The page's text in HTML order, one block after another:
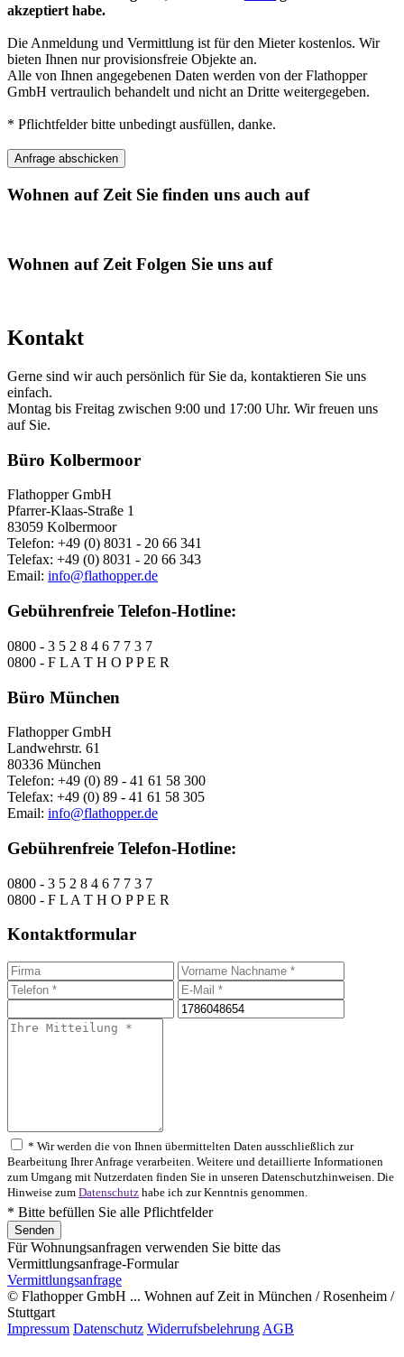
akzeptiert habe.
Die Anmeldung und Vermittlung ist für den Mieter kostenlos. Wir
bieten Ihnen nur provisionsfreie Objekte an.
Alle von Ihnen angegebenen Daten werden von der Flathopper
GmbH vertraulich behandelt und nicht an Dritte weitergegeben.
* Pflichtfelder bitte unbedingt ausfüllen, danke.
Wohnen auf Zeit Sie finden uns auch auf
Wohnen auf ZeitFolgen Sie uns auf
Kontakt
Gerne sind wir auch persönlich für Sie da, kontaktieren Sie uns
einfach.
Montag bis Freitag zwischen 9:00 und 17:00 Uhr. Wir freuen uns
auf Sie.
Büro Kolbermoor
Flathopper GmbH
Pfarrer-Klaas-Straße 1
83059 Kolbermoor
Telefon: +49 (0) 8031 - 20 66 341
Telefax: +49 (0) 8031 - 20 66 343
Email: info@flathopper.de
Gebührenfreie Telefon-Hotline:
0800 - 3 5 2 8 4 6 7 7 3 7
0800 - F L A T H O P P E R
Büro München
Flathopper GmbH
Landwehrstr. 61
80336 München
Telefon: +49 (0) 89 - 41 61 58 300
Telefax: +49 (0) 89 - 41 61 58 305
Email: info@flathopper.de
Gebührenfreie Telefon-Hotline:
0800 - 3 5 2 8 4 6 7 7 3 7
0800 - F L A T H O P P E R
Kontaktformular
* Wir werden die von Ihnen übermittelten Daten ausschließlich zur
Bearbeitung Ihrer Anfrage verarbeiten. Weitere und detaillierte Informationen
zum Umgang mit Nutzerdaten finden Sie in unseren Datenschutzhinweisen. Die
Hinweise zum Datenschutz habe ich zur Kenntnis genommen.
* Bitte befüllen Sie alle Pflichtfelder
Für Wohnungsanfragen verwenden Sie bitte das
Vermittlungsanfrage-Formular
Vermittlungsanfrage
© Flathopper GmbH ... Wohnen auf Zeit in München / Rosenheim /
Stuttgart
Impressum Datenschutz Widerrufsbelehrung AGB